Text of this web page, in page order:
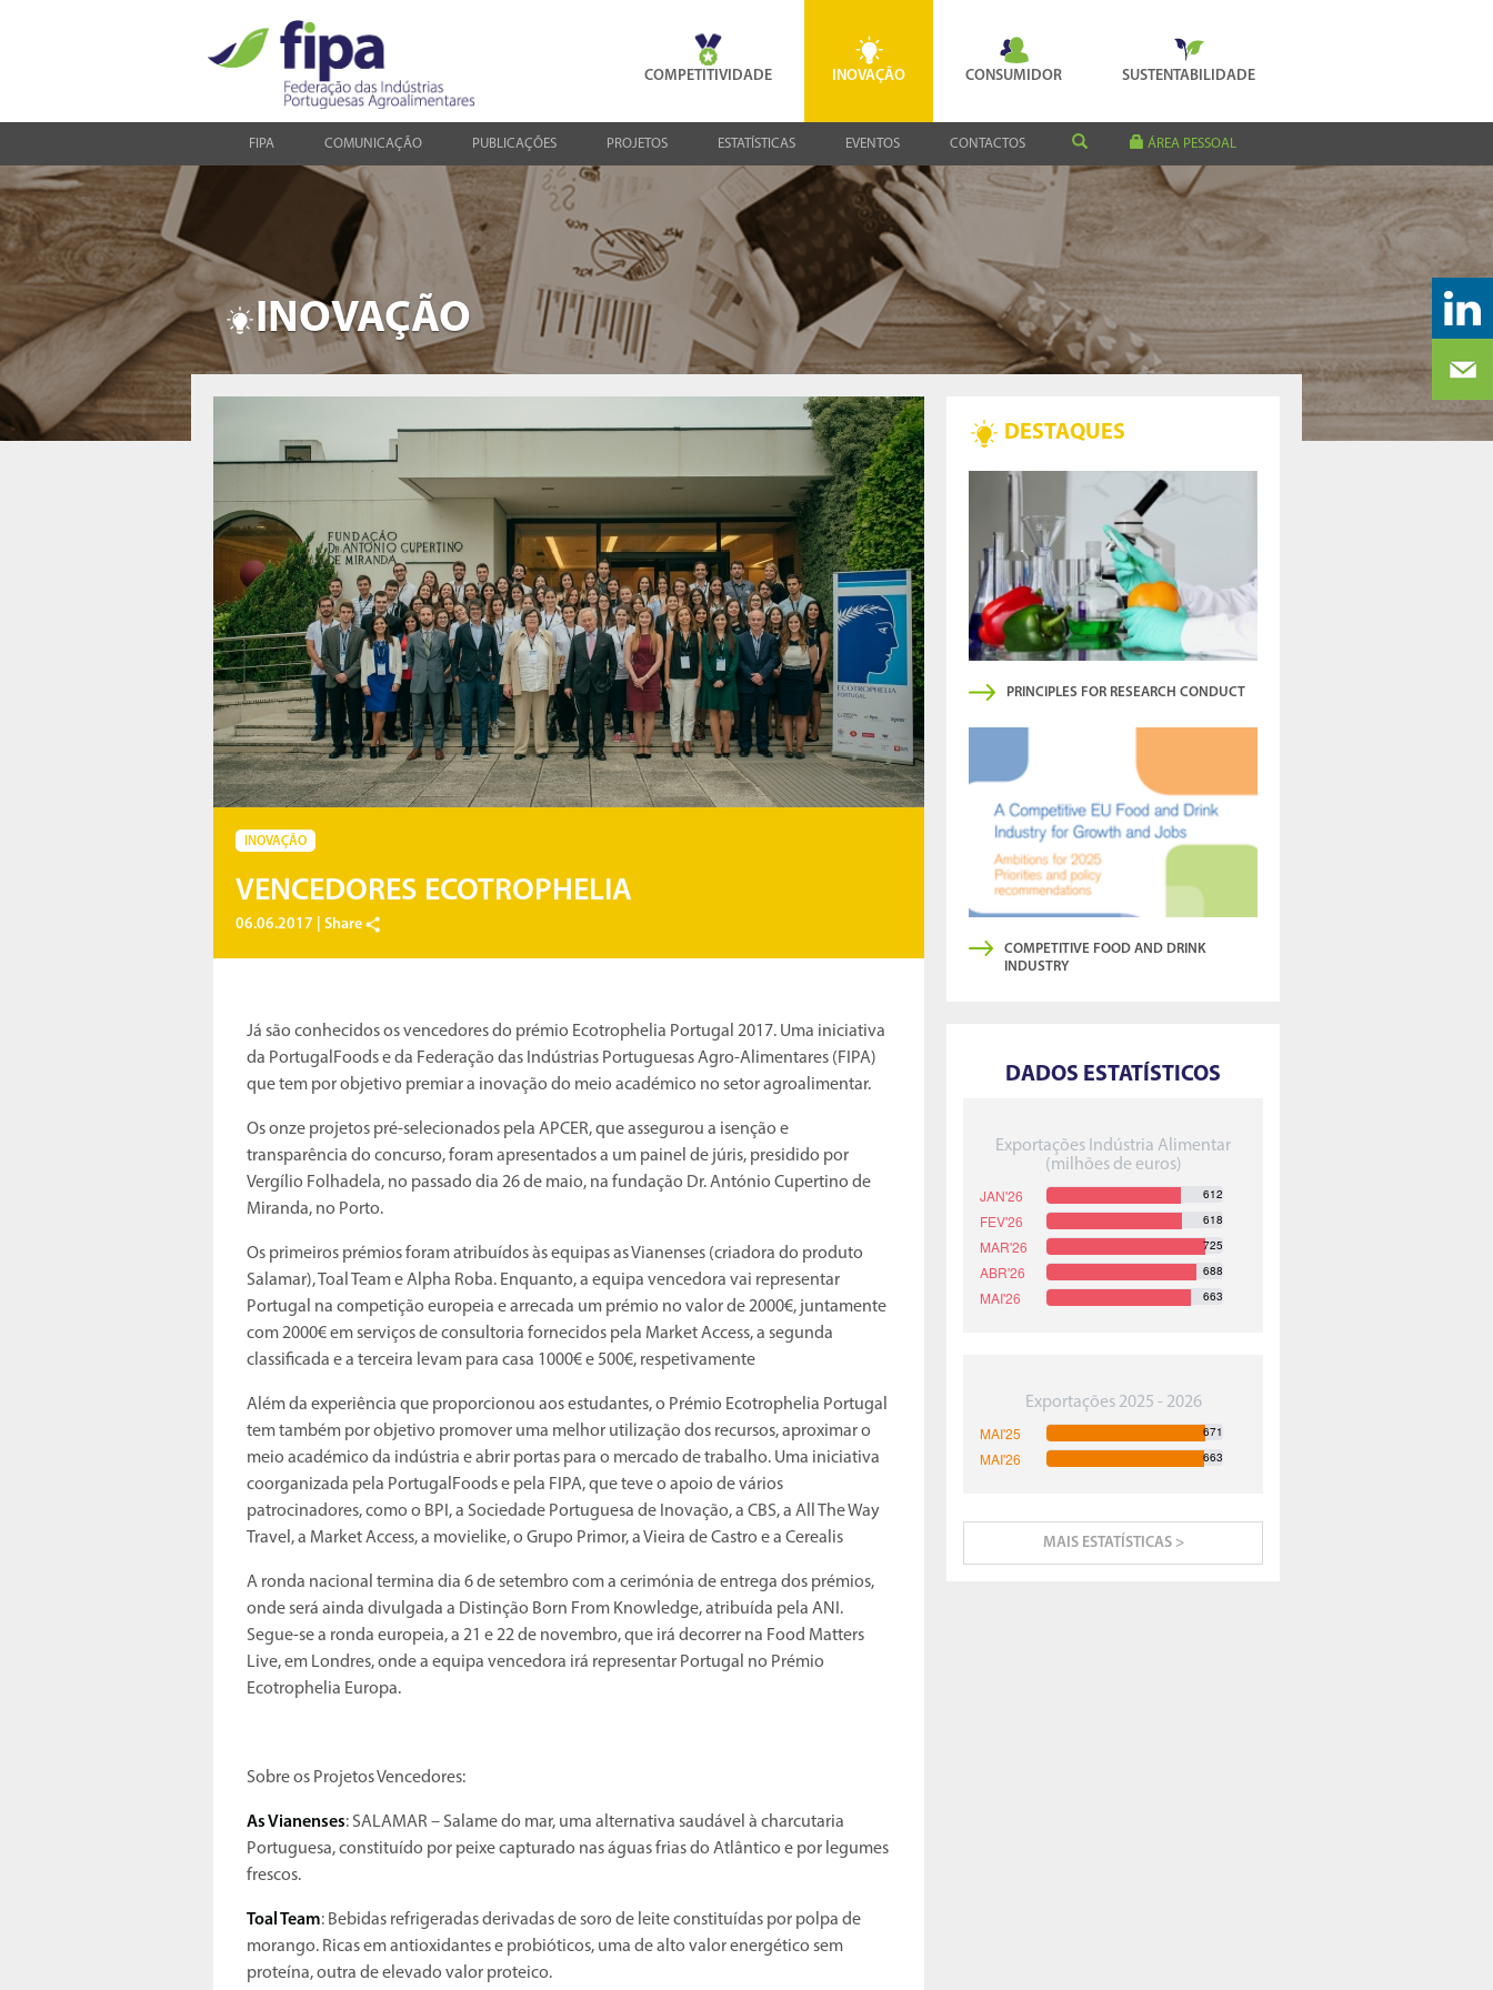
COMPETITIVIDADE INOVAÇÃO CONSUMIDOR SUSTENTABILIDADE
FIPA COMUNICAÇÃO PUBLICAÇÕES PROJETOS ESTATÍSTICAS EVENTOS CONTACTOS ÁREA PESSOAL
INOVAÇÃO
INOVAÇÃO
VENCEDORES ECOTROPHELIA
06.06.2017 | Share
Já são conhecidos os vencedores do prémio Ecotrophelia Portugal 2017. Uma iniciativa
da PortugalFoods e da Federação das Indústrias Portuguesas Agro-Alimentares (FIPA)
que tem por objetivo premiar a inovação do meio académico no setor agroalimentar.
Os onze projetos pré-selecionados pela APCER, que assegurou a isenção e
transparência do concurso, foram apresentados a um painel de júris, presidido por
Vergílio Folhadela, no passado dia 26 de maio, na fundação Dr. António Cupertino de
Miranda, no Porto.
Os primeiros prémios foram atribuídos às equipas as Vianenses (criadora do produto
Salamar), Toal Team e Alpha Roba. Enquanto, a equipa vencedora vai representar
Portugal na competição europeia e arrecada um prémio no valor de 2000€, juntamente
com 2000€ em serviços de consultoria fornecidos pela Market Access, a segunda
classificada e a terceira levam para casa 1000€ e 500€, respetivamente
Além da experiência que proporcionou aos estudantes, o Prémio Ecotrophelia Portugal
tem também por objetivo promover uma melhor utilização dos recursos, aproximar o
meio académico da indústria e abrir portas para o mercado de trabalho. Uma iniciativa
coorganizada pela PortugalFoods e pela FIPA, que teve o apoio de vários
patrocinadores, como o BPI, a Sociedade Portuguesa de Inovação, a CBS, a All The Way
Travel, a Market Access, a movielike, o Grupo Primor, a Vieira de Castro e a Cerealis
A ronda nacional termina dia 6 de setembro com a cerimónia de entrega dos prémios,
onde será ainda divulgada a Distinção Born From Knowledge, atribuída pela ANI.
Segue-se a ronda europeia, a 21 e 22 de novembro, que irá decorrer na Food Matters
Live, em Londres, onde a equipa vencedora irá representar Portugal no Prémio
Ecotrophelia Europa.
Sobre os Projetos Vencedores:
As Vianenses: SALAMAR – Salame do mar, uma alternativa saudável à charcutaria
Portuguesa, constituído por peixe capturado nas águas frias do Atlântico e por legumes
frescos.
Toal Team: Bebidas refrigeradas derivadas de soro de leite constituídas por polpa de
morango. Ricas em antioxidantes e probióticos, uma de alto valor energético sem
proteína, outra de elevado valor proteico.
DESTAQUES
PRINCIPLES FOR RESEARCH CONDUCT
COMPETITIVE FOOD AND DRINK
INDUSTRY
DADOS ESTATÍSTICOS
Exportações Indústria Alimentar
(milhões de euros)
612
618
725
688
663
Exportações 2025 - 2026
671
663
MAIS ESTATÍSTICAS >